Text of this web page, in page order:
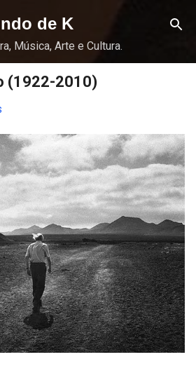
o conteúdo principal
de K
Música, Arte e Cultura.
(1922-2010)